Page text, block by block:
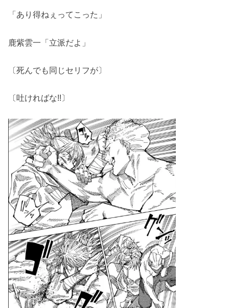
「あり得ねぇってこった」
鹿紫雲一「立派だよ」
〔死んでも同じセリフが〕
〔吐ければな!!〕